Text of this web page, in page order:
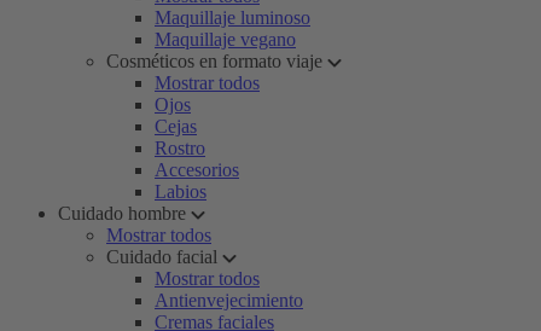
Maquillaje luminoso
Maquillaje vegano
Cosméticos en formato viaje
Mostrar todos
Ojos
Cejas
Rostro
Accesorios
Labios
Cuidado hombre
Mostrar todos
Cuidado facial
Mostrar todos
Antienvejecimiento
Cremas faciales